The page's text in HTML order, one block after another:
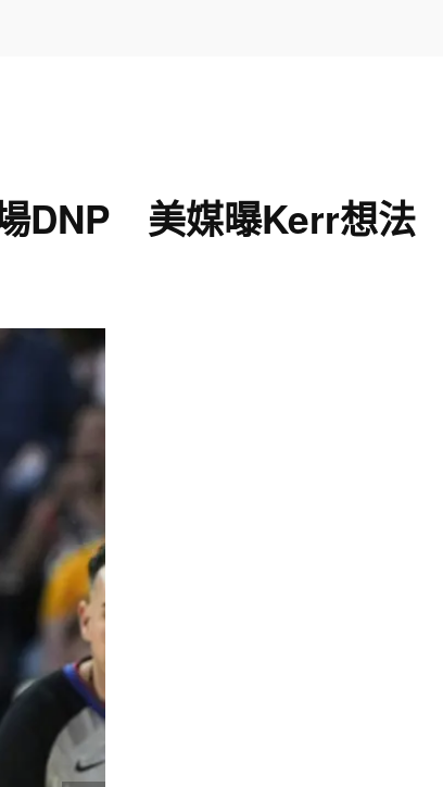
DNP 美媒曝Kerr想法